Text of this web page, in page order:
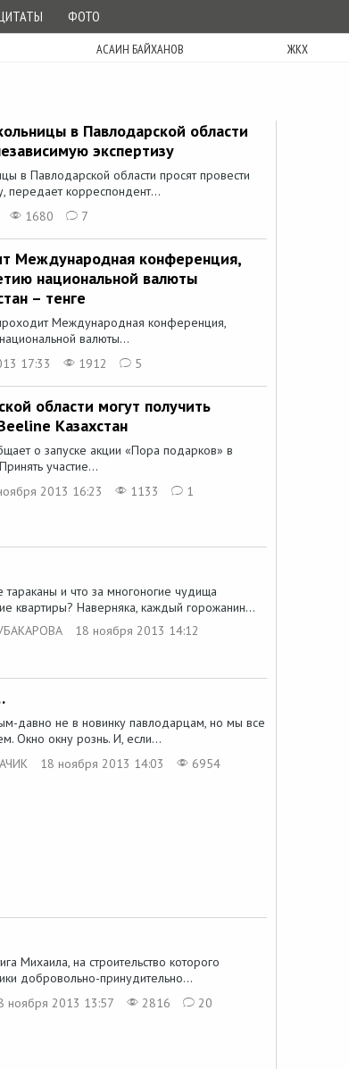
ФОТО
АСАИН БАЙХАНОВ ЖКХ
в Павлодарской области
экспертизу
в Павлодарской области просят провести
передает корреспондент...
1680 7
Международная конференция,
национальной валюты
– тенге
Международная конференция,
валюты...
17:33 1912 5
области могут получить
Казахстан
о запуске акции «Пора подарков» в
участие...
2013 16:23 1133 1
и что за многоногие чудища
квартиры? Наверняка, каждый горожанин...
18 ноября 2013 14:12
давно не в новинку павлодарцам, но мы все
Окно окну рознь. И, если...
18 ноября 2013 14:03
6954
Михаила, на строительство которого
добровольно-принудительно...
ноября 2013 13:57 2816 20